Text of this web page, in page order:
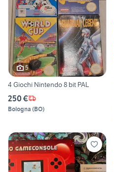
5
4 Giochi Nintendo 8 bit PAL
250 €
Bologna (BO)